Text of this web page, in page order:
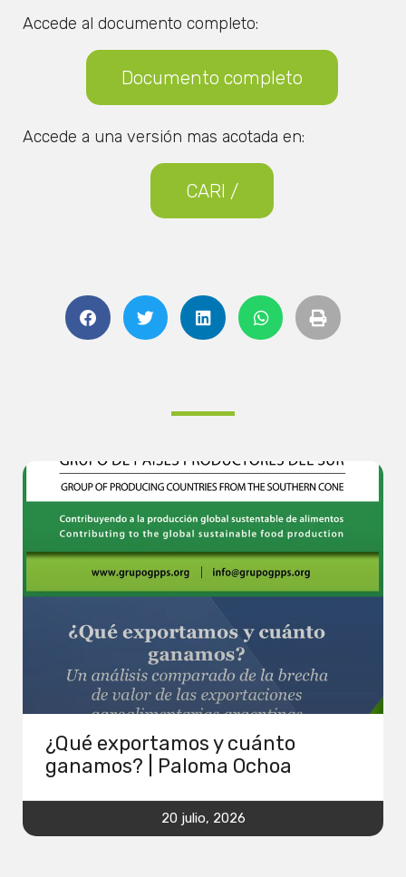
Accede al documento completo:
Documento completo
Accede a una versión mas acotada en:
CARI /
¿Qué exportamos y cuánto
ganamos? | Paloma Ochoa
20 julio, 2026